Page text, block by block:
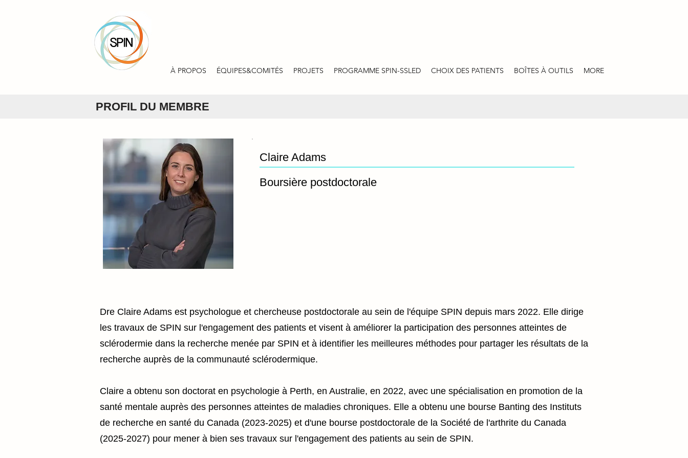
À PROPOS ÉQUIPES&COMITÉS PROJETS PROGRAMME SPIN-SSLED CHOIX DES PATIENTS BOÎTES À OUTILS MORE
PROFIL DU MEMBRE
Claire Adams
Boursière postdoctorale
Dre Claire Adams est psychologue et chercheuse postdoctorale au sein de l'équipe SPIN depuis mars 2022. Elle dirige
les travaux de SPIN sur l'engagement des patients et visent à améliorer la participation des personnes atteintes de
sclérodermie dans la recherche menée par SPIN et à identifier les meilleures méthodes pour partager les résultats de la
recherche auprès de la communauté sclérodermique.
Claire a obtenu son doctorat en psychologie à Perth, en Australie, en 2022, avec une spécialisation en promotion de la
santé mentale auprès des personnes atteintes de maladies chroniques. Elle a obtenu une bourse Banting des Instituts
de recherche en santé du Canada (2023-2025) et d'une bourse postdoctorale de la Société de l'arthrite du Canada
(2025-2027) pour mener à bien ses travaux sur l'engagement des patients au sein de SPIN.